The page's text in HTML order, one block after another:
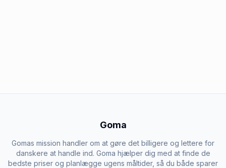
Goma
Gomas mission handler om at gøre det billigere og lettere for
danskere at handle ind. Goma hjælper dig med at finde de
bedste priser og planlægge ugens måltider, så du både sparer